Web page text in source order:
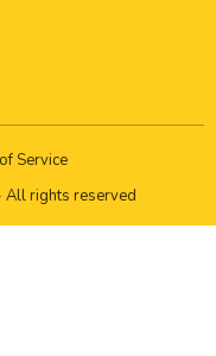
Service
All rights reserved